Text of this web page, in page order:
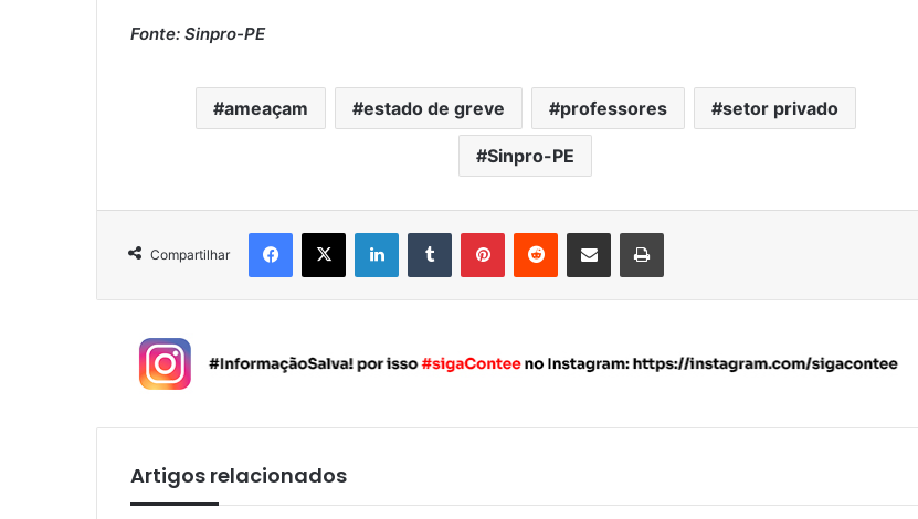
Fonte: Sinpro-PE
ameaçam estado de greve professores setor privado
Sinpro-PE
Compartilhar
Artigos relacionados